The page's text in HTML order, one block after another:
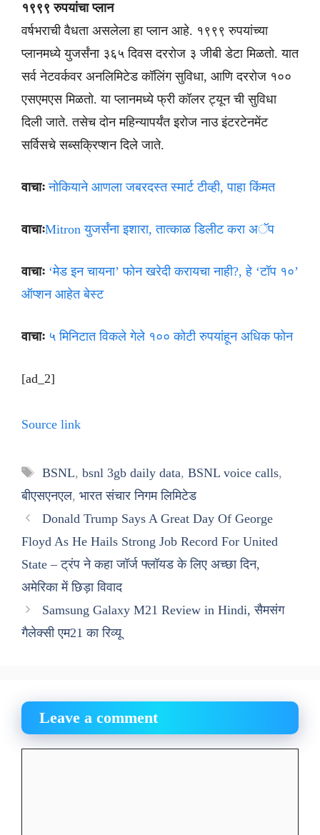
१९९९ रुपयांचा प्लान
वर्षभराची वैधता असलेला हा प्लान आहे. १९९९ रुपयांच्या
प्लानमध्ये युजर्संना ३६५ दिवस दररोज ३ जीबी डेटा मिळतो. यात
सर्व नेटवर्कवर अनलिमिटेड कॉलिंग सुविधा, आणि दररोज १००
एसएमएस मिळतो. या प्लानमध्ये फ्री कॉलर ट्यून ची सुविधा
दिली जाते. तसेच दोन महिन्यापर्यंत इरोज नाउ इंटरटेनमेंट
सर्विसचे सब्सक्रिप्शन दिले जाते.
वाचाःनोकियाने आणला जबरदस्त स्मार्ट टीव्ही, पाहा किंमत
वाचाःMitron युजर्संना इशारा, तात्काळ डिलीट करा अॅप
वाचाः ‘मेड इन चायना’ फोन खरेदी करायचा नाही?, हे ‘टॉप १०’
ऑप्शन आहेत बेस्ट
वाचाः ५ मिनिटात विकले गेले १०० कोटी रुपयांहून अधिक फोन
[ad_2]
Source link
Tags
BSNL, bsnl 3gb daily data, BSNL voice calls,
बीएसएनएल, भारत संचार निगम लिमिटेड
Donald Trump Says A Great Day Of George
Floyd As He Hails Strong Job Record For United
State – ट्रंप ने कहा जॉर्ज फ्लॉयड के लिए अच्छा दिन,
अमेरिका में छिड़ा विवाद
Samsung Galaxy M21 Review in Hindi, सैमसंग
गैलेक्सी एम21 का रिव्यू
Leave a comment